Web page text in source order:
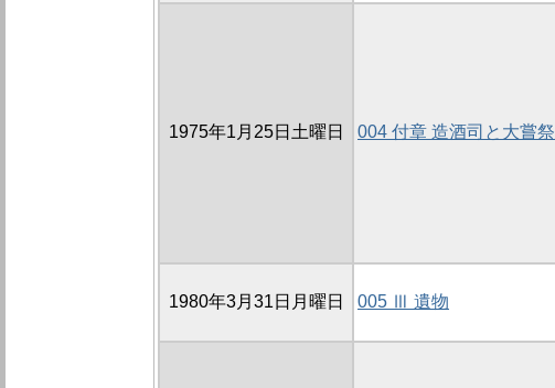
1975年1月25日土曜日 004 付章 造酒司と大嘗祭
1980年3月31日月曜日 005 Ⅲ 遺物